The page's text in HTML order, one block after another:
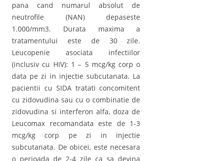
pana cand numarul absolut de
neutrofile (NAN) depaseste
1.000/mm3. Durata maxima a
tratamentului este de 30 zile.
Leucopenie asociata infectiilor
(inclusiv cu HIV): 1 – 5 mcg/kg corp o
data pe zi in injectie subcutanata. La
pacientii cu SIDA tratati concomitent
cu zidovudina sau cu o combinatie de
zidovudina si interferon alfa, doza de
Leucomax recomandata este de 1-3
mcg/kg corp pe zi in injectie
subcutanata. De obicei, este necesara
o perioada de 2-4 zile ca sa devina